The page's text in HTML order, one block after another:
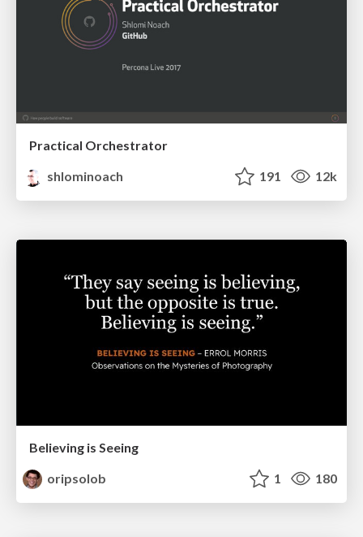
Practical Orchestrator
shlominoach
191 12k
Believing is Seeing
oripsolob
1 180